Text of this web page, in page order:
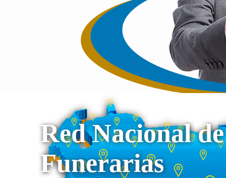
Red Nacional de
Funerarias